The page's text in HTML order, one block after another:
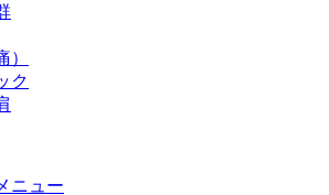
）
ク
ニュー